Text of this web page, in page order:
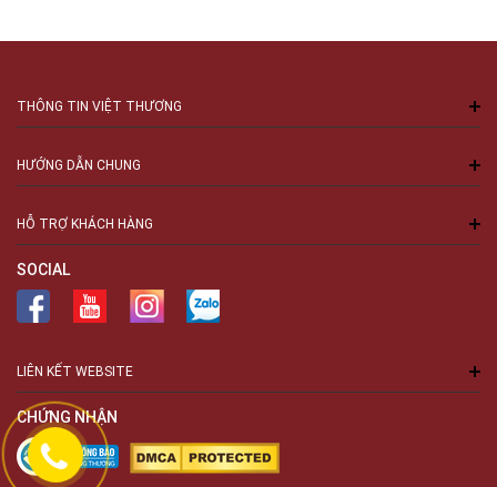
THÔNG TIN VIỆT THƯƠNG
HƯỚNG DẪN CHUNG
HỖ TRỢ KHÁCH HÀNG
SOCIAL
LIÊN KẾT WEBSITE
CHỨNG NHẬN